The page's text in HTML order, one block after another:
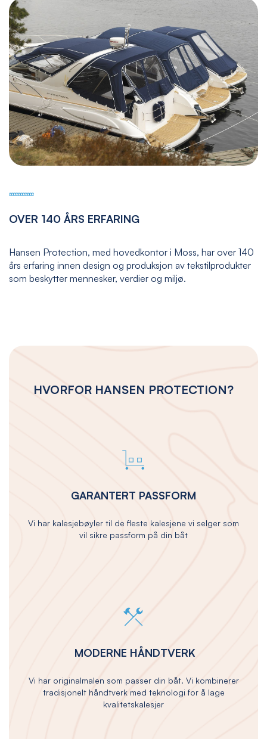
OVER 140 ÅRS ERFARING
Hansen Protection, med hovedkontor i Moss, har over 140
års erfaring innen design og produksjon av tekstilprodukter
som beskytter mennesker, verdier og miljø.
HVORFOR HANSEN PROTECTION?
GARANTERT PASSFORM
Vi har kalesjebøyler til de fleste kalesjene vi selger som
vil sikre passform på din båt
MODERNE HÅNDTVERK
Vi har originalmalen som passer din båt. Vi kombinerer
tradisjonelt håndtverk med teknologi for å lage
kvalitetskalesjer